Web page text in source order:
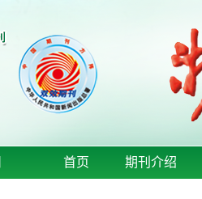
首页 期刊介绍